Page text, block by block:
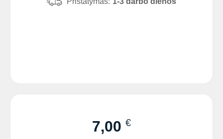
7,00 €